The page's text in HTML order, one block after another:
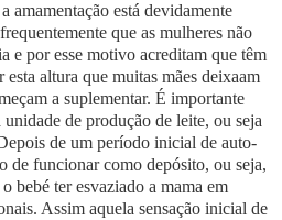
amamentação está devidamente
que as mulheres não
e por esse motivo acreditam que têm
altura que muitas mães deixaam
a suplementar. É importante
unidade de produção de leite, ou seja
de um período inicial de auto-
de funcionar como depósito, ou seja,
bebé ter esvaziado a mama em
Assim aquela sensação inicial de